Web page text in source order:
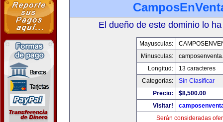
El dueño de este dominio lo
Mayusculas:
Minusculas:
Longitud:
13 caracteres
Categorias:
Sin Clasificar
Precio:
$8,500.00
Visitar!
Serán consideradas